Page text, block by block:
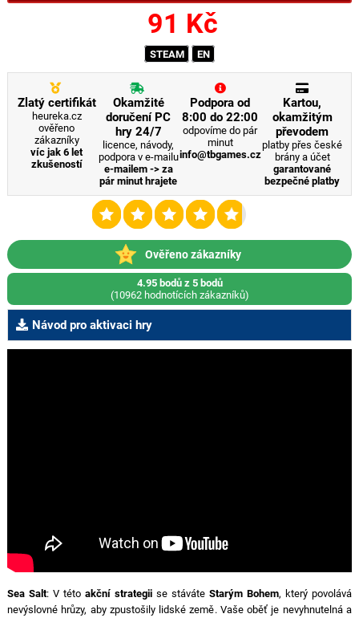
91 Kč
STEAM EN
Zlatý certifikát
heureka.cz
ověřeno
zákazníky
víc jak 6 let
zkušeností
Okamžité
doručení PC
hry 24/7
licence, návody,
podpora v e-mailu
e-mailem -> za
pár minut hrajete
Podpora od
8:00 do 22:00
odpovíme do pár
minut
info@tbgames.cz
Kartou,
okamžitým
převodem
platby přes české
brány a účet
garantované
bezpečné platby
Ověřeno zákazníky
4.95 bodů z 5 bodů
(10962 hodnotících zákazníků)
Návod pro aktivaci hry
Sea Salt: V této akční strategii se stáváteStarým Bohem, který povolává
nevýslovné hrůzy, aby zpustošily lidské země. Vaše oběť je nevyhnutelná a